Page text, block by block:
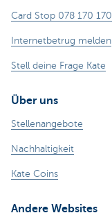
Card Stop 078 170 170
Internetbetrug melden
Stell deine Frage Kate
Über uns
Stellenangebote
Nachhaltigkeit
Kate Coins
Andere Websites